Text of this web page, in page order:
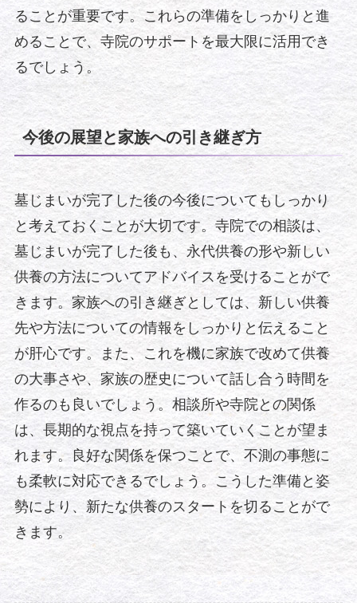
ることが重要です。これらの準備をしっかりと進
めることで、寺院のサポートを最大限に活用でき
るでしょう。
今後の展望と家族への引き継ぎ方
墓じまいが完了した後の今後についてもしっかり
と考えておくことが大切です。寺院での相談は、
墓じまいが完了した後も、永代供養の形や新しい
供養の方法についてアドバイスを受けることがで
きます。家族への引き継ぎとしては、新しい供養
先や方法についての情報をしっかりと伝えること
が肝心です。また、これを機に家族で改めて供養
の大事さや、家族の歴史について話し合う時間を
作るのも良いでしょう。相談所や寺院との関係
は、長期的な視点を持って築いていくことが望ま
れます。良好な関係を保つことで、不測の事態に
も柔軟に対応できるでしょう。こうした準備と姿
勢により、新たな供養のスタートを切ることがで
きます。